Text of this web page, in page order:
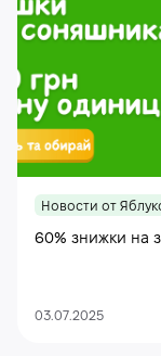
Новости от
60% знижки на
03.07.2025